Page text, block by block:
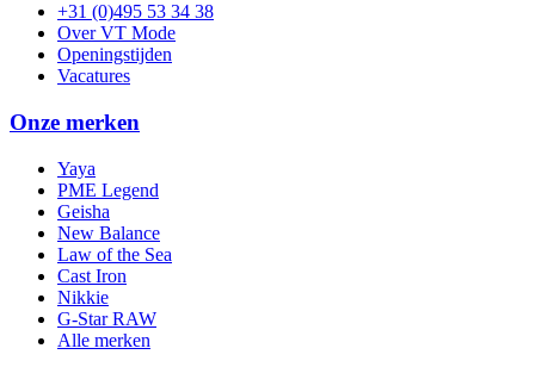
+31 (0)495 53 34 38
Over VT Mode
Openingstijden
Vacatures
Onze merken
Yaya
PME Legend
Geisha
New Balance
Law of the Sea
Cast Iron
Nikkie
G-Star RAW
Alle merken